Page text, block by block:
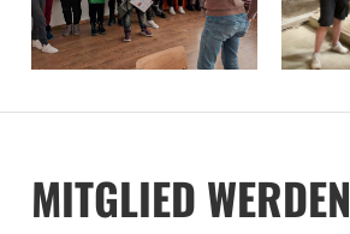
MITGLIED WERDEN